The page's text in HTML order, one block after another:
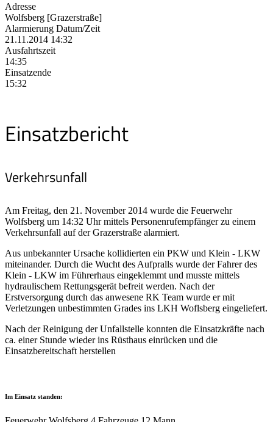
Adresse
Wolfsberg [Grazerstraße]
Alarmierung Datum/Zeit
21.11.2014 14:32
Ausfahrtszeit
14:35
Einsatzende
15:32
Einsatzbericht
Verkehrsunfall
Am Freitag, den 21. November 2014 wurde die Feuerwehr
Wolfsberg um 14:32 Uhr mittels Personenrufempfänger zu einem
Verkehrsunfall auf der Grazerstraße alarmiert.
Aus unbekannter Ursache kollidierten ein PKW und Klein - LKW
miteinander. Durch die Wucht des Aufpralls wurde der Fahrer des
Klein - LKW im Führerhaus eingeklemmt und musste mittels
hydraulischem Rettungsgerät befreit werden. Nach der
Erstversorgung durch das anwesene RK Team wurde er mit
Verletzungen unbestimmten Grades ins LKH Woflsberg eingeliefert.
Nach der Reinigung der Unfallstelle konnten die Einsatzkräfte nach
ca. einer Stunde wieder ins Rüsthaus einrücken und die
Einsatzbereitschaft herstellen
Im Einsatz standen: